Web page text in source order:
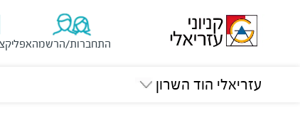
התחברות/הרשמה
עזריאלי הוד השרון